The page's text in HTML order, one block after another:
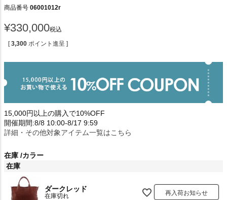
商品番号 06001012r
¥330,000税込
[ 3,300 ポイント進呈 ]
15,000円以上の購入で10%OFF
開催期間:8/8 10:00-8/17 9:59
詳細・その他対象アイテム一覧はこちら
在庫 カラー
在庫
ダークレッド
在庫切れ 再入荷お知らせ